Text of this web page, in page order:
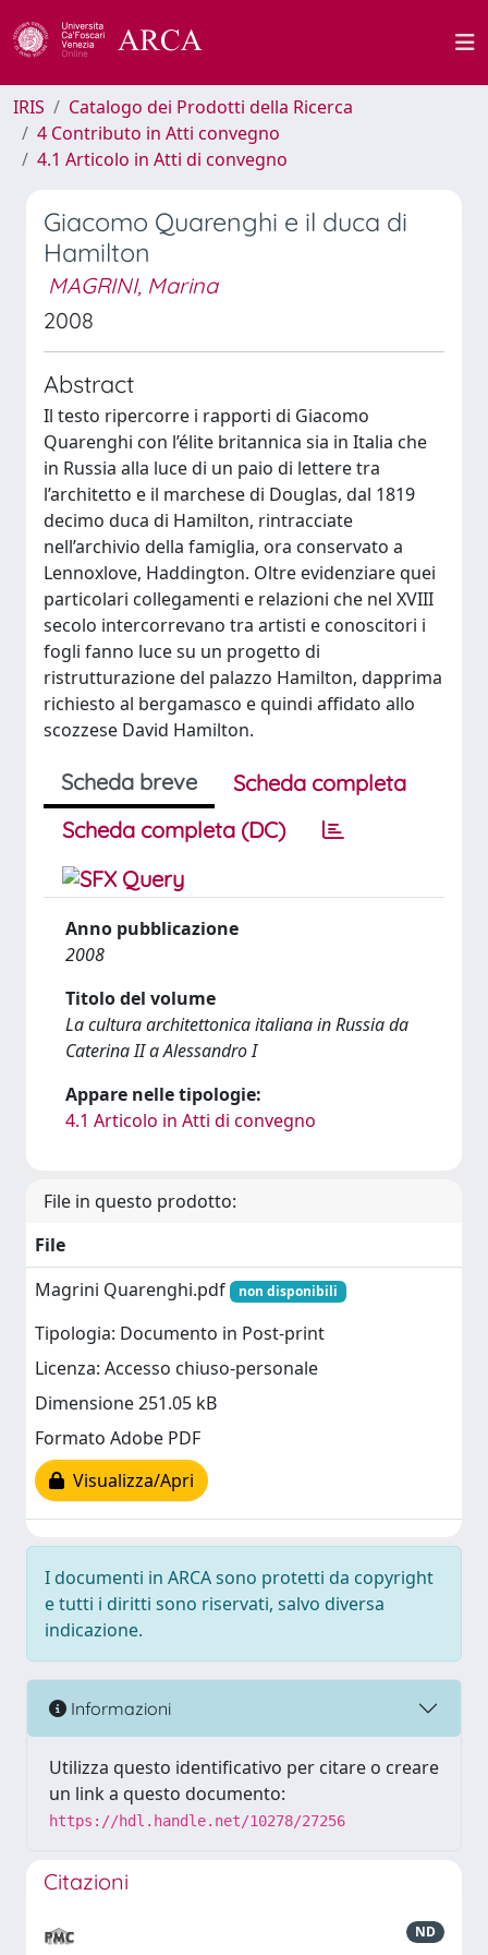
IRIS
Catalogo dei Prodotti della Ricerca
4 Contributo in Atti convegno
4.1 Articolo in Atti di convegno
Giacomo Quarenghi e il duca di
Hamilton
MAGRINI, Marina
2008
Abstract
Il testo ripercorre i rapporti di Giacomo
Quarenghi con l’élite britannica sia in Italia che
in Russia alla luce di un paio di lettere tra
l’architetto e il marchese di Douglas, dal 1819
decimo duca di Hamilton, rintracciate
nell’archivio della famiglia, ora conservato a
Lennoxlove, Haddington. Oltre evidenziare quei
particolari collegamenti e relazioni che nel XVIII
secolo intercorrevano tra artisti e conoscitori i
fogli fanno luce su un progetto di
ristrutturazione del palazzo Hamilton, dapprima
richiesto al bergamasco e quindi affidato allo
scozzese David Hamilton.
Scheda breve
Scheda completa
Scheda completa (DC)
Anno pubblicazione
2008
Titolo del volume
La cultura architettonica italiana in Russia da
Caterina II a Alessandro I
Appare nelle tipologie:
4.1 Articolo in Atti di convegno
File in questo prodotto:
File
Magrini Quarenghi.pdf
non disponibili
Tipologia: Documento in Post-print
Licenza: Accesso chiuso-personale
Dimensione 251.05 kB
Formato Adobe PDF
Visualizza/Apri
I documenti in ARCA sono protetti da copyright
e tutti i diritti sono riservati, salvo diversa
indicazione.
Informazioni
Utilizza questo identificativo per citare o creare
un link a questo documento:
https://hdl.handle.net/10278/27256
Citazioni
ND